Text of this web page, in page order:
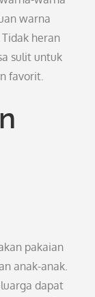
warna
heran
sulit untuk
favorit.
pakaian
anak-anak.
dapat